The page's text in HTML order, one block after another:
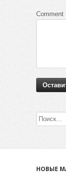
Comment
НОВЫЕ